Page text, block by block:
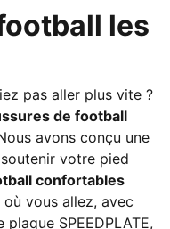
les
pas aller plus vite ?
de football
avons conçu une
votre pied
confortables
vous allez, avec
SPEEDPLATE,